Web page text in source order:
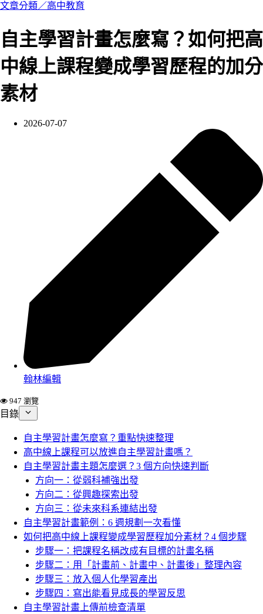
文章分類／高中教育
自主學習計畫怎麼寫？如何把高
中線上課程變成學習歷程的加分
素材
2026-07-07
翰林編輯
947 瀏覽
目錄
自主學習計畫怎麼寫？重點快速整理
高中線上課程可以放進自主學習計畫嗎？
自主學習計畫主題怎麼選？3 個方向快速判斷
方向一：從弱科補強出發
方向二：從興趣探索出發
方向三：從未來科系連結出發
自主學習計畫範例：6 週規劃一次看懂
如何把高中線上課程變成學習歷程加分素材？4 個步驟
步驟一：把課程名稱改成有目標的計畫名稱
步驟二：用「計畫前、計畫中、計畫後」整理內容
步驟三：放入個人化學習產出
步驟四：寫出能看見成長的學習反思
自主學習計畫上傳前檢查清單